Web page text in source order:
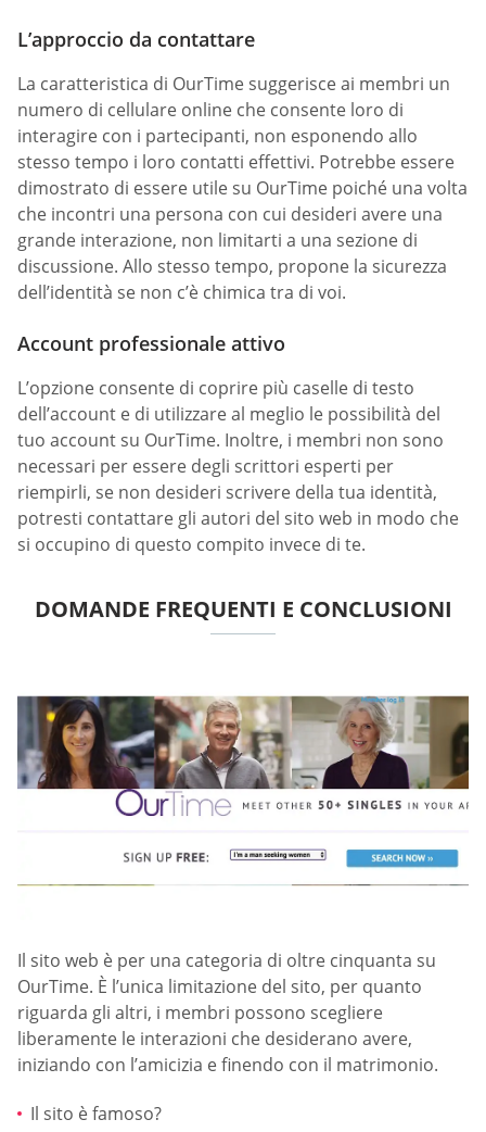
L’approccio da contattare
La caratteristica di OurTime suggerisce ai membri un
numero di cellulare online che consente loro di
interagire con i partecipanti, non esponendo allo
stesso tempo i loro contatti effettivi. Potrebbe essere
dimostrato di essere utile su OurTime poiché una volta
che incontri una persona con cui desideri avere una
grande interazione, non limitarti a una sezione di
discussione. Allo stesso tempo, propone la sicurezza
dell’identità se non c’è chimica tra di voi.
Account professionale attivo
L’opzione consente di coprire più caselle di testo
dell’account e di utilizzare al meglio le possibilità del
tuo account su OurTime. Inoltre, i membri non sono
necessari per essere degli scrittori esperti per
riempirli, se non desideri scrivere della tua identità,
potresti contattare gli autori del sito web in modo che
si occupino di questo compito invece di te.
DOMANDE FREQUENTI E CONCLUSIONI
Il sito web è per una categoria di oltre cinquanta su
OurTime. È l’unica limitazione del sito, per quanto
riguarda gli altri, i membri possono scegliere
liberamente le interazioni che desiderano avere,
iniziando con l’amicizia e finendo con il matrimonio.
Il sito è famoso?